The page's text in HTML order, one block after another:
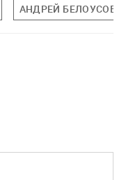
АНДРЕЙ БЕЛОУСОВ